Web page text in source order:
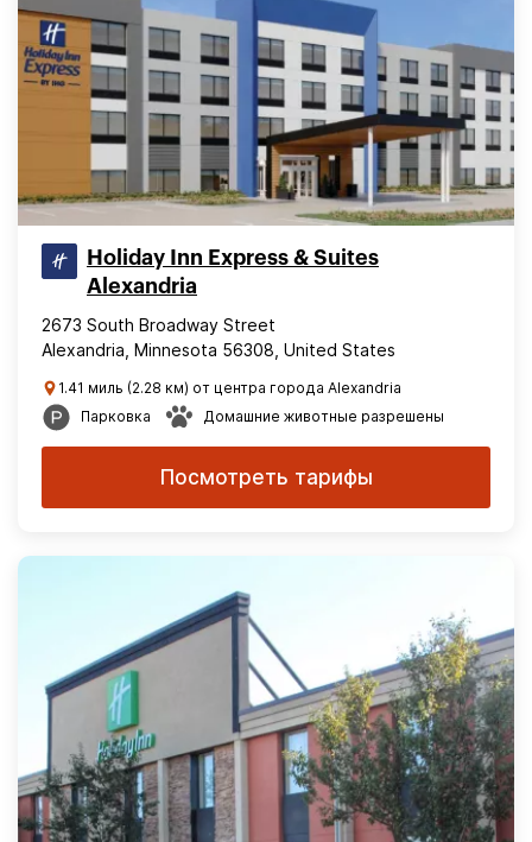
Holiday Inn Express & Suites
Alexandria
2673 South Broadway Street
Alexandria, Minnesota 56308, United States
1.41 миль (2.28 км) от центра города Alexandria
Парковка
Домашние животные разрешены
Посмотреть тарифы